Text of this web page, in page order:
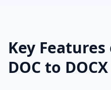
Key
DOC to DOCX